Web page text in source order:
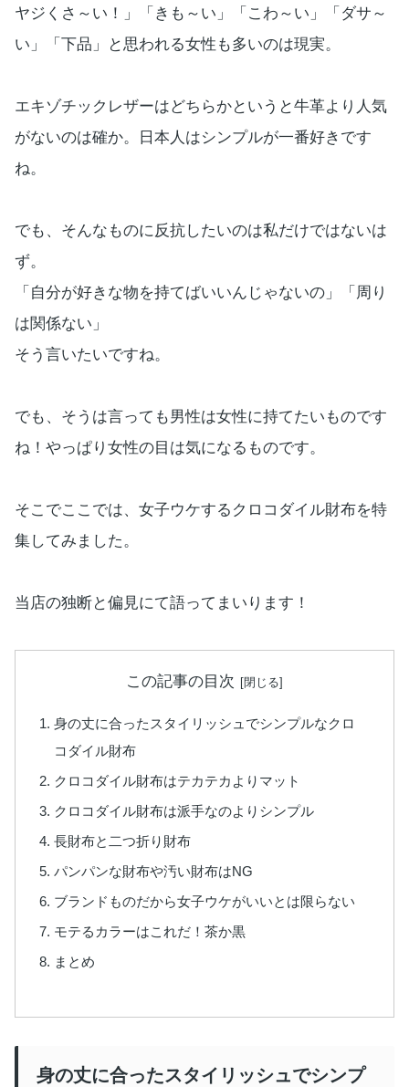
ヤジくさ～い！」「きも～い」「こわ～い」「ダサ～
い」「下品」と思われる女性も多いのは現実。
エキゾチックレザーはどちらかというと牛革より人気
がないのは確か。日本人はシンプルが一番好きです
ね。
でも、そんなものに反抗したいのは私だけではないは
ず。
「自分が好きな物を持てばいいんじゃないの」「周り
は関係ない」
そう言いたいですね。
でも、そうは言っても男性は女性に持てたいものです
ね！やっぱり女性の目は気になるものです。
そこでここでは、女子ウケするクロコダイル財布を特
集してみました。
当店の独断と偏見にて語ってまいります！
この記事の目次
身の丈に合ったスタイリッシュでシンプルなクロ
コダイル財布
クロコダイル財布はテカテカよりマット
クロコダイル財布は派手なのよりシンプル
長財布と二つ折り財布
パンパンな財布や汚い財布はNG
ブランドものだから女子ウケがいいとは限らない
モテるカラーはこれだ！茶か黒
まとめ
身の丈に合ったスタイリッシュでシンプ